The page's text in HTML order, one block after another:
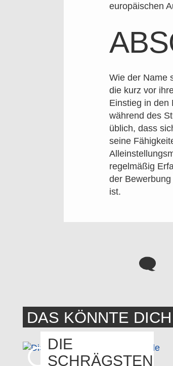
europäischen
Wie der Name
die kurz vor
Einstieg in den
während des
üblich, dass
seine
regelmäßig
der
ist.
DAS KÖNNTE
DIE
SCHRÄGSTEN